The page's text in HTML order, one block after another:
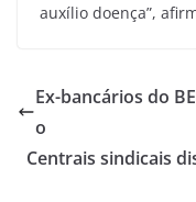
auxílio doença”,
Ex-bancários do
o
Centrais sindicais